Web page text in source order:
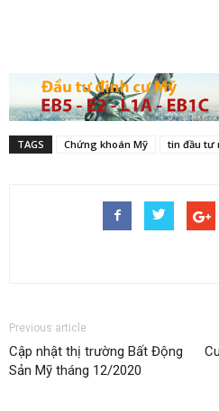
TAGS Chứng khoán Mỹ tin đầu tư
Previous article
Cập nhật thị trường Bất Động
Sản Mỹ tháng 12/2020